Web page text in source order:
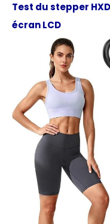
Test du stepper
écran LCD